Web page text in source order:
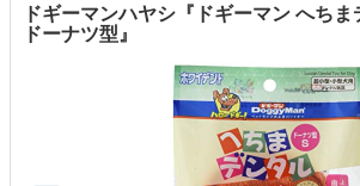
ドギーマンハヤシ『ドギーマン へちま
ドーナツ型』